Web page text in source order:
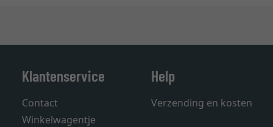
Klantenservice
Contact
Winkelwagentje
Help
Verzending en kosten